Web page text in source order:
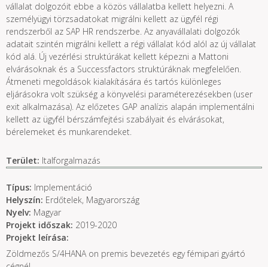
vállalat dolgozóit ebbe a közös vállalatba kellett helyezni. A
személyügyi törzsadatokat migrálni kellett az ügyfél régi
rendszerből az SAP HR rendszerbe. Az anyavállalati dolgozók
adatait szintén migrálni kellett a régi vállalat kód alól az új vállalat
kód alá. Új vezérlési struktúrákat kellett képezni a Mattoni
elvárásoknak és a Successfactors struktúráknak megfelelően.
Átmeneti megoldások kialakítására és tartós különleges
eljárásokra volt szükség a könyvelési paraméterezésekben (user
exit alkalmazása). Az előzetes GAP analízis alapán implementálni
kellett az ügyfél bérszámfejtési szabályait és elvárásokat,
bérelemeket és munkarendeket.
Terület: Italforgalmazás
Típus: Implementáció
Helyszín: Erdőtelek, Magyarország
Nyelv: Magyar
Projekt időszak: 2019-2020
Projekt leírása:
Zöldmezős S/4HANA on premis bevezetés egy fémipari gyártó